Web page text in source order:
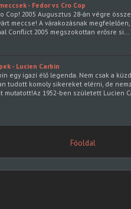
- Fedor vs Cro Cop
Cop! 2005 Augusztus 28-án végre
meccse! A várakozásnak
Conflict 2005 megszokottan erősre si…
- Lucien Carbin
egy igazi élő legenda. Nem csak a
tudott komoly sikereket elérni, de
mutatott!Az 1952-ben született Lucien
Főoldal